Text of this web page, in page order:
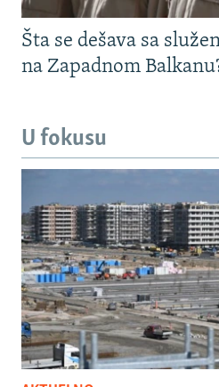
Šta se dešava sa
na Zapadnom
U fokusu